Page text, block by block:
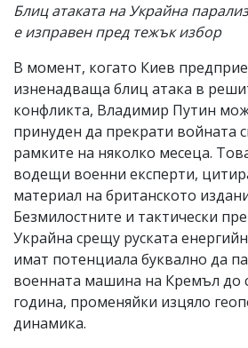
отговорност
за
тях!
Ако
откриете
обиден
за
коментар,
моля
сигнализирайте
Блиц атаката на Украйна
е изправен пред тежък избор
В момент, когато Киев
изненадваща блиц атака в
конфликта, Владимир Путин
принуден да прекрати войната
рамките на няколко месеца.
водещи военни експерти,
материал на британското
Безмилостните и тактически
Украйна срещу руската
имат потенциала буквално да
военната машина на Кремъл до
година, променяйки изцяло
динамика.